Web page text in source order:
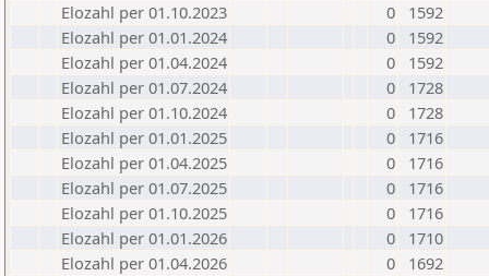
Elozahl per 01.10.2023
0
1592
Elozahl per 01.01.2024
0
1592
Elozahl per 01.04.2024
0
1592
Elozahl per 01.07.2024
0
1728
Elozahl per 01.10.2024
0
1728
Elozahl per 01.01.2025
0
1716
Elozahl per 01.04.2025
0
1716
Elozahl per 01.07.2025
0
1716
Elozahl per 01.10.2025
0
1716
Elozahl per 01.01.2026
0
1710
Elozahl per 01.04.2026
0
1692